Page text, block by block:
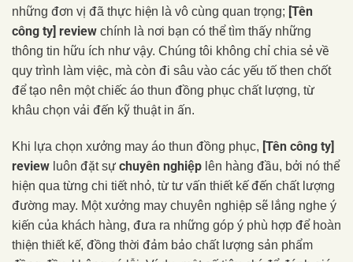
những đơn vị đã thực hiện là vô cùng quan trọng; [Tên
công ty] review chính là nơi bạn có thể tìm thấy những
thông tin hữu ích như vậy. Chúng tôi không chỉ chia sẻ về
quy trình làm việc, mà còn đi sâu vào các yếu tố then chốt
để tạo nên một chiếc áo thun đồng phục chất lượng, từ
khâu chọn vải đến kỹ thuật in ấn.
Khi lựa chọn xưởng may áo thun đồng phục, [Tên công ty]
review luôn đặt sự chuyên nghiệp lên hàng đầu, bởi nó thể
hiện qua từng chi tiết nhỏ, từ tư vấn thiết kế đến chất lượng
đường may. Một xưởng may chuyên nghiệp sẽ lắng nghe ý
kiến của khách hàng, đưa ra những góp ý phù hợp để hoàn
thiện thiết kế, đồng thời đảm bảo chất lượng sản phẩm